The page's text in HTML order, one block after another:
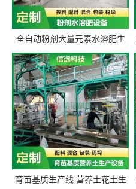
全自动粉剂大量元素水溶肥生
产设备 信远科技肥料生产设备
源头厂家
育苗基质生产线 营养土花土生